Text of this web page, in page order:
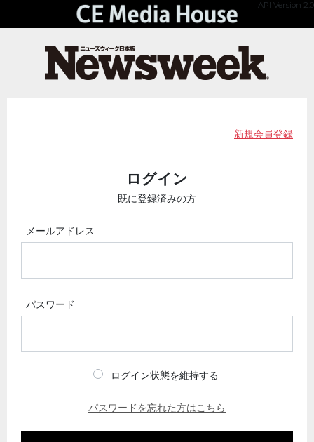
API Version 2.0
新規会員登録
ログイン
既に登録済みの方
メールアドレス
パスワード
ログイン状態を維持する
パスワードを忘れた方はこちら